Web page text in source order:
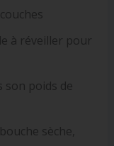
à réveiller pour
son poids de
sèche,